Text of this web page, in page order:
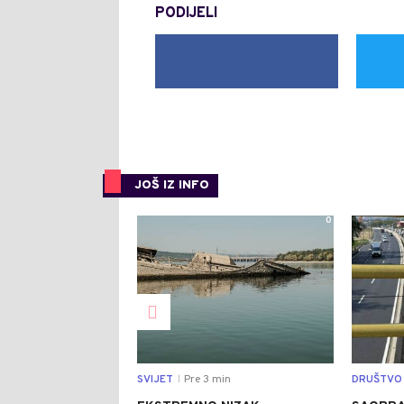
PODIJELI
JOŠ IZ INFO
0
SVIJET Pre 3 min DRUŠTVO